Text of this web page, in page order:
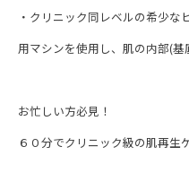
・クリニック同レベルの希少
用マシンを使用し、肌の内部(
お忙しい方必見！
６０分でクリニック級の肌再生